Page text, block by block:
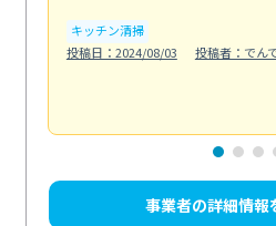
キッチン清掃
投稿日：2024/08/03
投稿者：でん
事業者の詳細情報